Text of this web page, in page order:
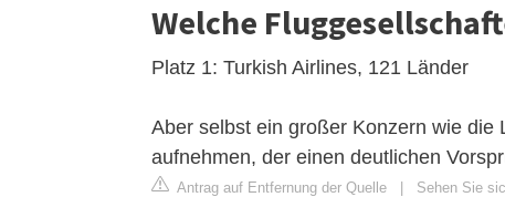
Welche
Platz 1: Turkish Airlines, 121 Länder
Aber selbst ein großer Konzern wie die
aufnehmen, der einen deutlichen
Antrag auf Entfernung der Quelle Sehen Sie